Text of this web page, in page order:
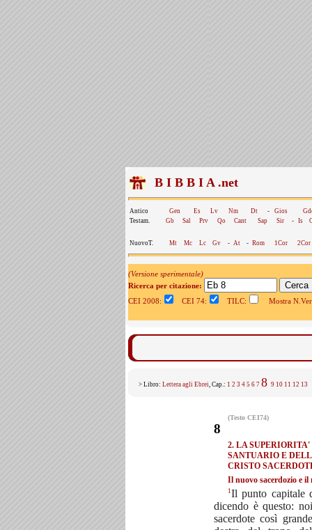
B I B B I A .net
Antico Gen Es Lv Nm Dt - Gios
Testam.
Gb Sal Prv Qo Cant Sap Sir - Is
NuovoT. Mt Mc Lc Gv - At - Rom 1Cor 2Cor
(Versione sperimentale)
Ricerca per citazione:
CEI 2008:
CEI 74: TILC: Mostra
> Libro: Lettera agli Ebrei, Cap.: 1 2 3 4 5 6 7 8 9 10 11 12 13
(Testo CEI74)
8
2. LA
SANTUARIO E
CRISTO
Il nuovo sacerdozio e
1Il punto capitale
dicendo è questo:
sacerdote così